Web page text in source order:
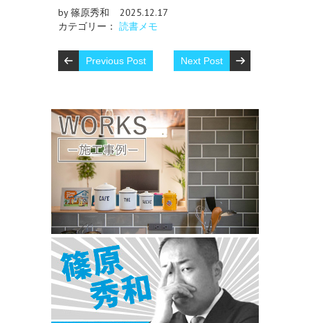
by 篠原秀和
2025.12.17
カテゴリー： 読書メモ
Previous Post Next Post